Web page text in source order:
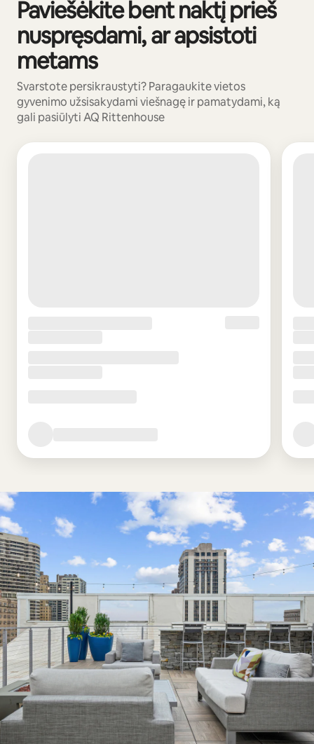
Paviešėkite bent naktį prieš
nuspręsdami, ar apsistoti
metams
Svarstote persikraustyti? Paragaukite vietos
gyvenimo užsisakydami viešnagę ir pamatydami, ką
gali pasiūlyti AQ Rittenhouse
0 iš 0